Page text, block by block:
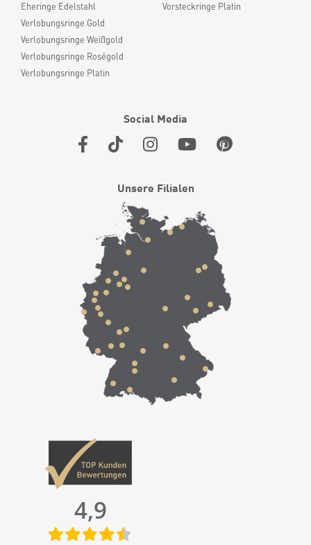
Eheringe Edelstahl
Verlobungsringe Gold
Verlobungsringe Weißgold
Verlobungsringe Roségold
Verlobungsringe Platin
Vorsteckringe Platin
Social Media
Unsere Filialen
4,9